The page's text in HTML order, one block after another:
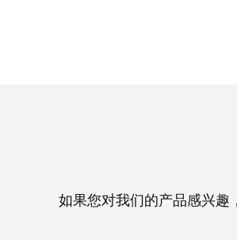
如果您对我们的产品感兴趣